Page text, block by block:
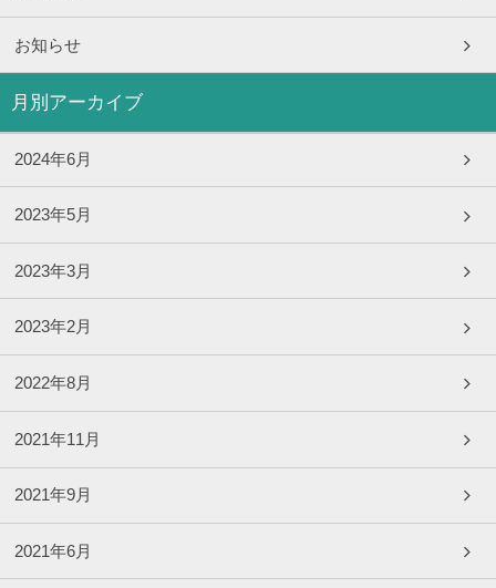
お知らせ
月別アーカイブ
2024年6月
2023年5月
2023年3月
2023年2月
2022年8月
2021年11月
2021年9月
2021年6月